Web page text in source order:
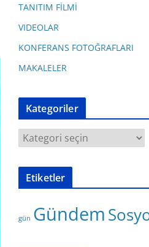
TANITIM FİLMİ
VIDEOLAR
KONFERANS FOTOĞRAFLARI
MAKALELER
Kategoriler
a
t
Etiketler
gün Gündem